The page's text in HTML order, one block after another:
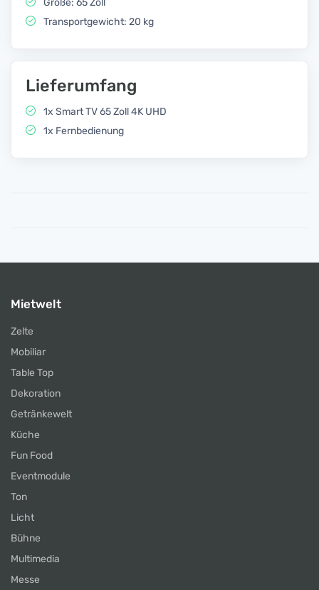
Größe: 65 Zoll
Transportgewicht: 20 kg
Lieferumfang
1x Smart TV 65 Zoll 4K UHD
1x Fernbedienung
Mietwelt
Zelte
Mobiliar
Table Top
Dekoration
Getränkewelt
Küche
Fun Food
Eventmodule
Ton
Licht
Bühne
Multimedia
Messe